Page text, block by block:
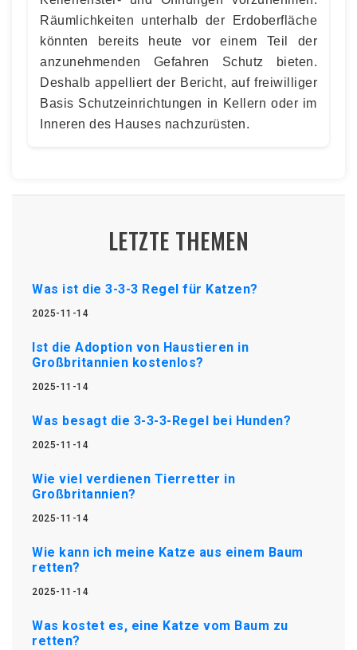
Räumlichkeiten unterhalb der Erdoberfläche
könnten bereits heute vor einem Teil der
anzunehmenden Gefahren Schutz bieten.
Deshalb appelliert der Bericht, auf freiwilliger
Basis Schutzeinrichtungen in Kellern oder im
Inneren des Hauses nachzurüsten.
LETZTE THEMEN
Was ist die 3-3-3 Regel für Katzen?
2025-11-14
Ist die Adoption von Haustieren in
Großbritannien kostenlos?
2025-11-14
Was besagt die 3-3-3-Regel bei Hunden?
2025-11-14
Wie viel verdienen Tierretter in
Großbritannien?
2025-11-14
Wie kann ich meine Katze aus einem Baum
retten?
2025-11-14
Was kostet es, eine Katze vom Baum zu
retten?